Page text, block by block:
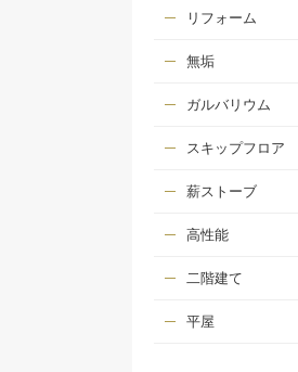
リフォーム
無垢
ガルバリウム
スキップフロア
薪ストーブ
高性能
二階建て
平屋